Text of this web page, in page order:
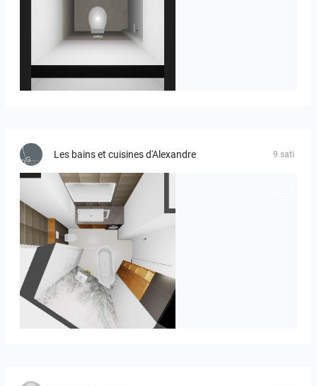
23-030409 bnr. 12
Les bains et cuisines d'Alexandre 9 sati
MOULIN